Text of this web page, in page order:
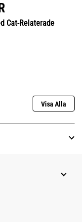
Cat-Relaterade
Visa Alla